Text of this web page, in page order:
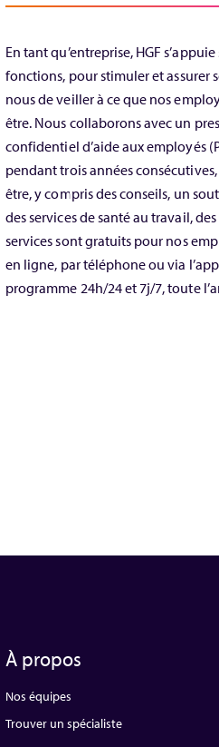
En tant qu’entreprise, HGF
fonctions, pour stimuler et assurer
nous de veiller à ce que nos
être. Nous collaborons avec un
confidentiel d’aide aux employés
pendant trois années
être, y compris des conseils, un
des services de santé au travail,
services sont gratuits pour nos
en ligne, par téléphone ou via
programme 24h/24 et 7j/7, toute
À propos
Nos équipes
Trouver un spécialiste